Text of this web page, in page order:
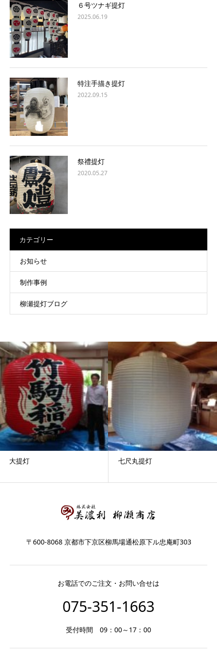
６号ツナギ提灯
2025.06.19
特注手描き提灯
2022.09.15
祭禮提灯
2020.05.27
カテゴリー
お知らせ
制作事例
柳瀬提灯ブログ
大提灯 七尺丸提灯
〒600-8068 京都市下京区柳馬場通松原下ル忠庵町303
お電話でのご注文・お問い合せは
075-351-1663
受付時間 09：00～17：00